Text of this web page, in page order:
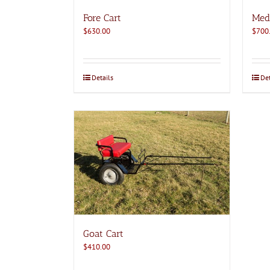
Fore Cart
$630.00
Details
$
Goat Cart
$410.00